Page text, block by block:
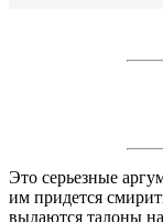
Это серьезные
им придется
выдаются талоны